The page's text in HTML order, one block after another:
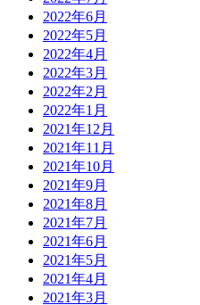
2022年6月
2022年5月
2022年4月
2022年3月
2022年2月
2022年1月
2021年12月
2021年11月
2021年10月
2021年9月
2021年8月
2021年7月
2021年6月
2021年5月
2021年4月
2021年3月